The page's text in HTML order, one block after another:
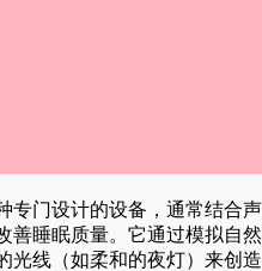
专门设计的设备，通常结合
善睡眠质量。它通过模拟自
光线（如柔和的夜灯）来创